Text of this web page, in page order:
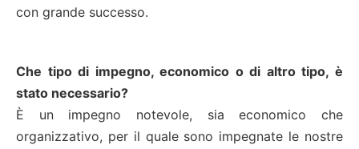
con grande successo.
Che tipo di impegno, economico o di altro tipo, è
stato necessario?
È un impegno notevole, sia economico che
organizzativo, per il quale sono impegnate le nostre